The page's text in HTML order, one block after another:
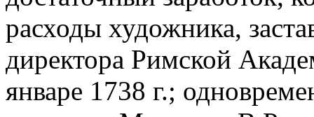
расходы художника,
директора Римской
январе 1738 г.;